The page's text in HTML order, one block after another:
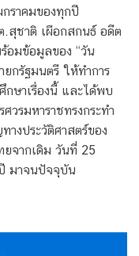
ราคมของทุกปี
สุชาติ เผือกสกนธ์ อดีต
อมข้อมูลของ “วัน
กรัฐมนตรี ให้ทำการ
ษาเรื่องนี้ และได้พบ
วรมหาราชทรงกระทำ
งประวัติศาสตร์ของ
จากเดิม วันที่ 25
มาจนปัจจุบัน